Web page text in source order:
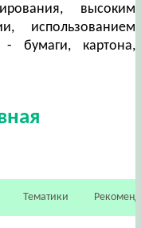
высоким
использованием
- бумаги, картона,
Тематики